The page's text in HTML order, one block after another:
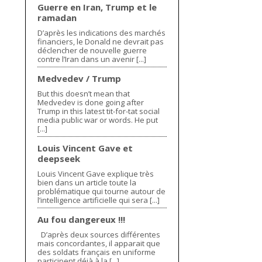
Guerre en Iran, Trump et le
ramadan
D’après les indications des marchés
financiers, le Donald ne devrait pas
déclencher de nouvelle guerre
contre l’Iran dans un avenir [...]
Medvedev / Trump
But this doesn’t mean that
Medvedev is done going after
Trump in this latest tit-for-tat social
media public war or words. He put
[...]
Louis Vincent Gave et
deepseek
Louis Vincent Gave explique très
bien dans un article toute la
problématique qui tourne autour de
l’intelligence artificielle qui sera [...]
Au fou dangereux !!!
D’après deux sources différentes
mais concordantes, il apparait que
des soldats français en uniforme